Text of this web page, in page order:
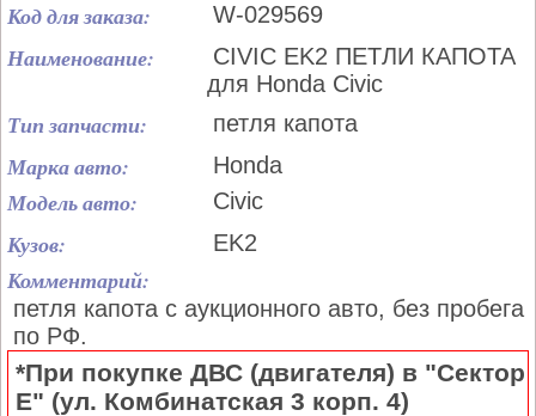
Код для заказа: W-029569
Наименование:
CIVIC EK2 ПЕТЛИ КАПОТА
для Honda Civic
Тип запчасти: петля капота
Марка авто: Honda
Модель авто: Civic
Кузов: EK2
Комментарий:
петля капота с аукционного авто, без пробега
по РФ.
*При покупке ДВС (двигателя) в "Сектор
Е" (ул. Комбинатская 3 корп. 4)